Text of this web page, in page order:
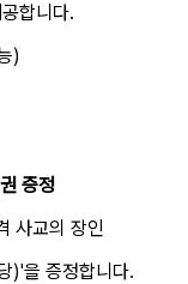
합니다.
)
증정
사교의 장인
)'을 증정합니다.